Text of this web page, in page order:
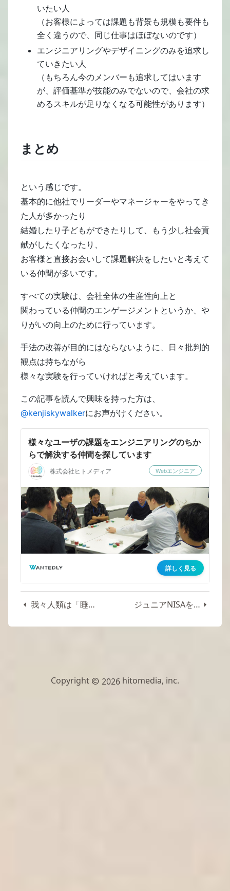
いたい人
（お客様によっては課題も背景も規模も要件も
全く違うので、同じ仕事はほぼないのです）
エンジニアリングやデザイニングのみを追求し
ていきたい人
（もちろん今のメンバーも追求してはいます
が、評価基準が技能のみでないので、会社の求
めるスキルが足りなくなる可能性があります）
まとめ
という感じです。
基本的に他社でリーダーやマネージャーをやってき
た人が多かったり
結婚したり子どもができたりして、もう少し社会貢
献がしたくなったり、
お客様と直接お会いして課題解決をしたいと考えて
いる仲間が多いです。
すべての実験は、会社全体の生産性向上と
関わっている仲間のエンゲージメントというか、や
りがいの向上のために行っています。
手法の改善が目的にはならないように、日々批判的
観点は持ちながら
様々な実験を行っていければと考えています。
この記事を読んで興味を持った方は、
@kenjiskywalkerにお声がけください。
我々人類は「睡眠」という真剣勝負を舐めてかかり過ぎではないだろうか ジュニアNISAをはじめた
Copyright 2026 hitomedia, inc.